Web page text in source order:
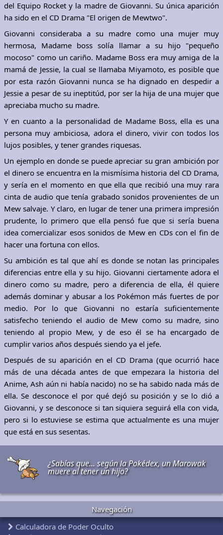
del Equipo Rocket y la madre de Giovanni. Su única aparición
ha sido en el CD Drama "El origen de Mewtwo".
Giovanni consideraba a su madre como una mujer muy
hermosa, Madame boss solía llamar a su hijo "pequeño
mocoso" como un cariño. Madame Boss era muy amiga de la
mamá de Jessie, la cual se llamaba Miyamoto, es posible que
por esta razón Giovanni nunca se ha dignado en despedir a
Jessie a pesar de su ineptitúd, por ser la hija de una mujer que
apreciaba mucho su madre.
Y en cuanto a la personalidad de Madame Boss, ella es una
persona muy ambiciosa, adora el dinero, vivir con todos los
lujos posibles, y tener grandes riquesas.
Un ejemplo en donde se puede apreciar su gran ambición por
el dinero se encuentra en la mismísima historia del CD Drama,
y sería en el momento en que ella que recibió una muy rara
cinta de audio que tenía grabado sonidos provenientes de un
Mew salvaje. Y claro, en lugar de tener una primera impresión
prudente, lo primero que ella pensó fue que si sería buena
idea comercializar esos sonidos de Mew en CDs con el fin de
hacer una fortuna con ellos.
Su ambición es tal que ahí es donde se notan las principales
diferencias entre ella y su hijo. Giovanni ciertamente adora el
dinero como su madre, pero a diferencia de ella, él quiere
además dominar y abusar a los Pokémon más fuertes de por
medio. Por lo que Giovanni no estaría suficientemente
satisfecho teniendo el audio de Mew como su madre, sino
teniendo al propio Mew, y de eso él se ha encargado de
cumplir varios años después siendo ya el jefe.
Después de su aparición en el CD Drama (que ocurrió hace
más de una década antes de que empezara la historia del
Anime, Ash aún ni había nacido) no se ha sabido nada más de
ella. Se desconoce el por qué dejó su posición y se lo dió a
Giovanni, y se desconoce si tan siquiera seguirá ella con vida,
pero si lo estuviese se estima que actualmente es una mujer
que está en sus sesentas.
¿Sabías que... según la Pokédex, un Marowak
muere al tener un hijo?
Navegación
Calculadora de Poder Oculto